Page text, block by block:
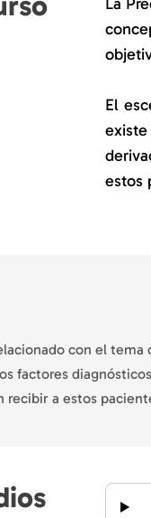
El
estos
con el
factores
recibir a estos